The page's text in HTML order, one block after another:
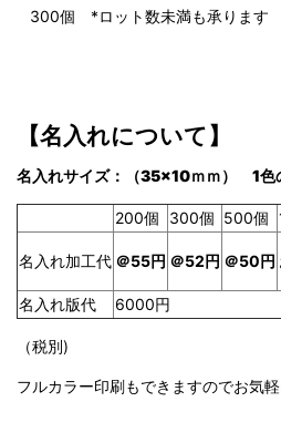
300個 *ロット数未満も承ります
【名入れについて】
名 入れサイズ：（35×10ｍｍ） 1色
200個 300個 500個
名入れ加工代 ＠55円 ＠52円 ＠50円
名入れ版代 6000円
（税別)
フルカラー印刷もできますのでお気